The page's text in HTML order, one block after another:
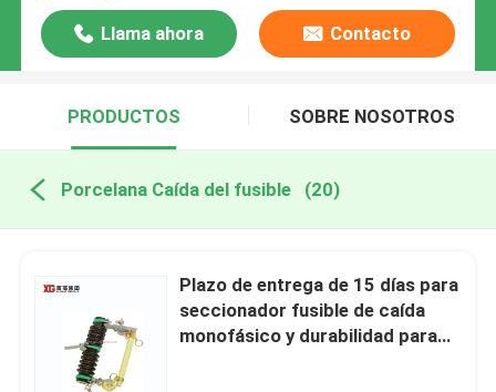
Llama ahora Contacto
PRODUCTOS SOBRE NOSOTROS
Porcelana Caída del fusible (20)
Plazo de entrega de 15 días para
seccionador fusible de caída
monofásico y durabilidad para